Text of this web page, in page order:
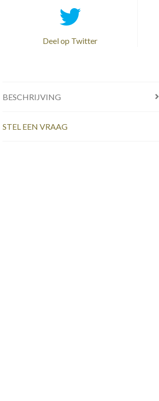
Deel op Twitter
BESCHRIJVING
STEL EEN VRAAG